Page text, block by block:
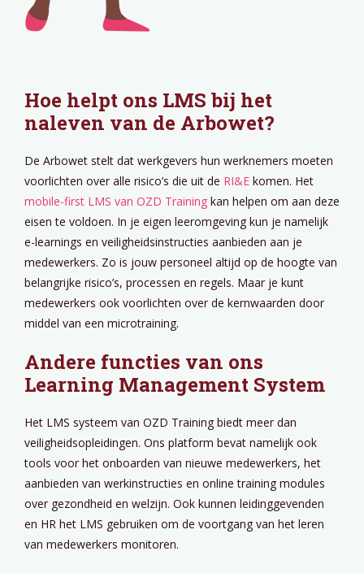
Hoe helpt ons LMS bij het
naleven van de Arbowet?
De Arbowet stelt dat werkgevers hun werknemers moeten
voorlichten over alle risico’s die uit de RI&E komen. Het
mobile-first LMS van OZD Training kan helpen om aan deze
eisen te voldoen. In je eigen leeromgeving kun je namelijk
e-learnings en veiligheidsinstructies aanbieden aan je
medewerkers. Zo is jouw personeel altijd op de hoogte van
belangrijke risico’s, processen en regels. Maar je kunt
medewerkers ook voorlichten over de kernwaarden door
middel van een microtraining.
Andere functies van ons
Learning Management System
Het LMS systeem van OZD Training biedt meer dan
veiligheidsopleidingen. Ons platform bevat namelijk ook
tools voor het onboarden van nieuwe medewerkers, het
aanbieden van werkinstructies en online training modules
over gezondheid en welzijn. Ook kunnen leidinggevenden
en HR het LMS gebruiken om de voortgang van het leren
van medewerkers monitoren.